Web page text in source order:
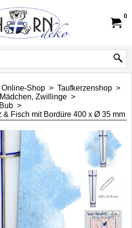
0
Online-Shop > Taufkerzenshop >
Zwillinge >
>
& Fisch mit Bordüre 400 x Ø 35 mm